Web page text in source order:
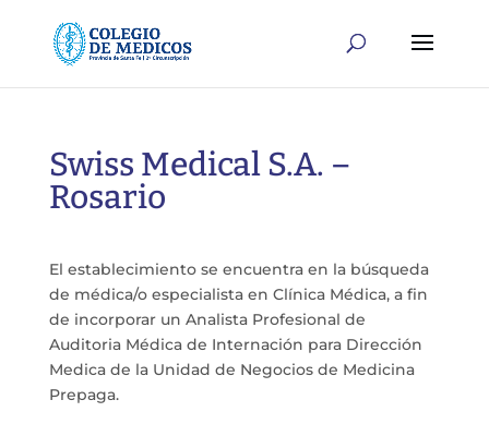
Swiss Medical S.A. –
Rosario
El establecimiento se encuentra en la búsqueda
de médica/o especialista en Clínica Médica, a fin
de incorporar un Analista Profesional de
Auditoria Médica de Internación para Dirección
Medica de la Unidad de Negocios de Medicina
Prepaga.